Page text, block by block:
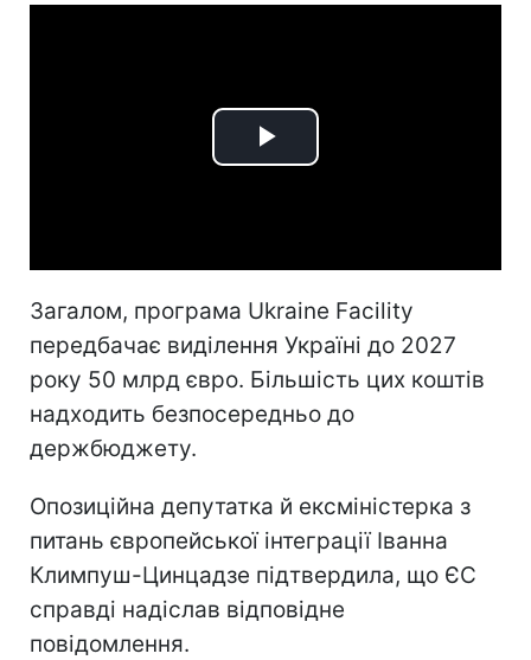
Play
Загалом, програма Ukraine Facility
передбачає виділення Україні до 2027
року 50 млрд євро. Більшість цих коштів
надходить безпосередньо до
держбюджету.
Опозиційна депутатка й ексміністерка з
питань європейської інтеграції Іванна
Климпуш-Цинцадзе підтвердила, що ЄС
справді надіслав відповідне
повідомлення.